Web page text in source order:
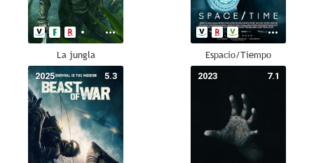
La jungla Espacio/Tiempo
5.3
2025 7.1
2023